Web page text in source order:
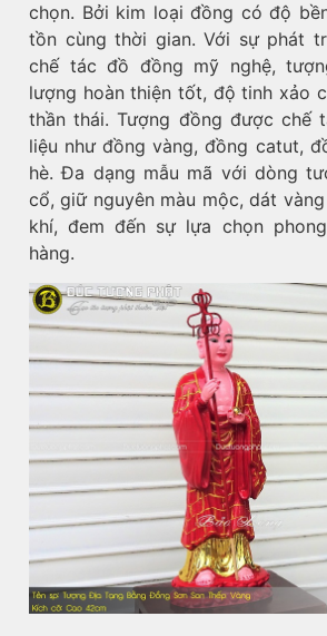
chọn. Bởi kim loại đồng có độ
tồn cùng thời gian. Với sự phát
chế tác đồ đồng mỹ nghệ,
lượng hoàn thiện tốt, độ tinh xảo
thần thái. Tượng đồng được chế
liệu như đồng vàng, đồng catut,
hè. Đa dạng mẫu mã với dòng
cổ, giữ nguyên màu mộc, dát
khí, đem đến sự lựa chọn
hàng.